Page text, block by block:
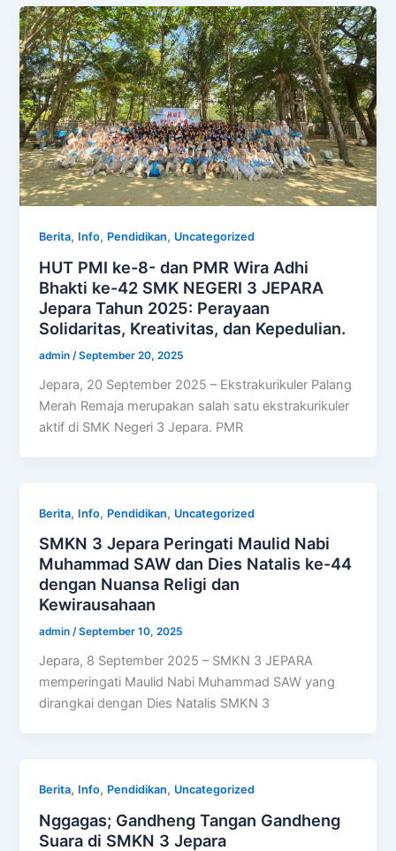
Berita, Info, Pendidikan, Uncategorized
HUT PMI ke-8- dan PMR Wira Adhi
Bhakti ke-42 SMK NEGERI 3 JEPARA
Jepara Tahun 2025: Perayaan
Solidaritas, Kreativitas, dan Kepedulian.
admin/September 20, 2025
Jepara, 20 September 2025 – Ekstrakurikuler Palang
Merah Remaja merupakan salah satu ekstrakurikuler
aktif di SMK Negeri 3 Jepara. PMR
Berita, Info, Pendidikan, Uncategorized
SMKN 3 Jepara Peringati Maulid Nabi
Muhammad SAW dan Dies Natalis ke-44
dengan Nuansa Religi dan
Kewirausahaan
admin/September 10, 2025
Jepara, 8 September 2025 – SMKN 3 JEPARA
memperingati Maulid Nabi Muhammad SAW yang
dirangkai dengan Dies Natalis SMKN 3
Berita, Info, Pendidikan, Uncategorized
Nggagas; Gandheng Tangan Gandheng
Suara di SMKN 3 Jepara